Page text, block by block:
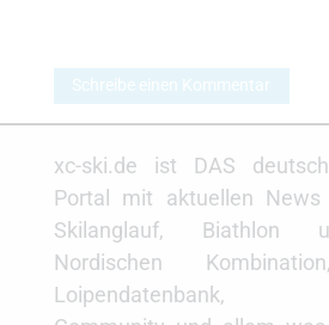
Schreibe einen Kommentar
xc-ski.de ist DAS
Portal mit aktuellen
Skilanglauf, Biathlon
Nordischen
Loipendatenbank,